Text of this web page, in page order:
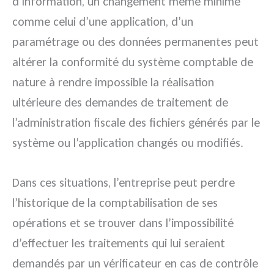
comme celui d’une application, d’un
paramétrage ou des données permanentes peut
altérer la conformité du système comptable de
nature à rendre impossible la réalisation
ultérieure des demandes de traitement de
l’administration fiscale des fichiers générés par le
système ou l’application changés ou modifiés.
Dans ces situations, l’entreprise peut perdre
l’historique de la comptabilisation de ses
opérations et se trouver dans l’impossibilité
d’effectuer les traitements qui lui seraient
demandés par un vérificateur en cas de contrôle